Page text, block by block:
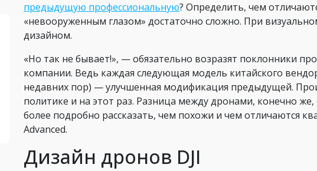
предыдущую профессиональную? Определить, чем
«невооруженным глазом» достаточно сложно. При
дизайном.
«Но так не бывает!», — обязательно возразят поклонники
компании. Ведь каждая следующая модель китайского
недавних пор) — улучшенная модификация предыдущей.
политике и на этот раз. Разница между дронами, конечно
более подробно рассказать, чем похожи и чем отличаются
Advanced.
Дизайн дронов DJI